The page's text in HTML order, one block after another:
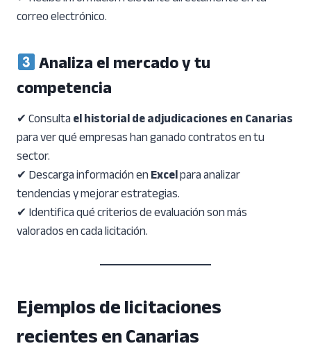
correo electrónico.
Analiza el mercado y tu
competencia
✔ Consultael historial de adjudicaciones en Canarias
para ver qué empresas han ganado contratos en tu
sector.
✔ Descarga información enExcelpara analizar
tendencias y mejorar estrategias.
✔ Identifica qué criterios de evaluación son más
valorados en cada licitación.
Ejemplos de licitaciones
recientes en Canarias